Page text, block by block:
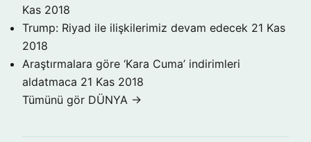
Kas 2018
Trump: Riyad ile ilişkilerimiz devam edecek 21 Kas
2018
Araştırmalara göre ‘Kara Cuma’ indirimleri
aldatmaca 21 Kas 2018
Tümünü gör DÜNYA →